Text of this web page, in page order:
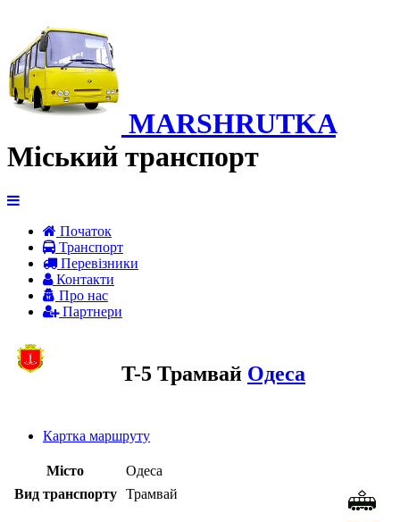
MARSHRUTKA
Міський транспорт
Початок
Транспорт
Перевiзники
Контакти
Про нас
Партнери
T-5 Трамвай Одеса
Картка маршруту
Місто
Одеса
Вид транспорту
Трамвай